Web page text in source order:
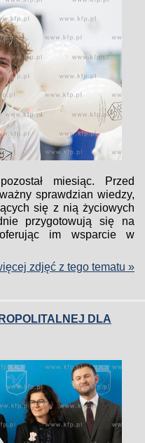
miesiąc. Przed
sprawdzian wiedzy,
się z nią życiowych
przygotowują się na
im wsparcie w
zdjęć z tego tematu »
DLA